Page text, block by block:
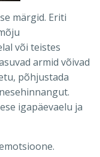
märgid. Eriti
või teistes
armid võivad
põhjustada
igapäevaelu ja